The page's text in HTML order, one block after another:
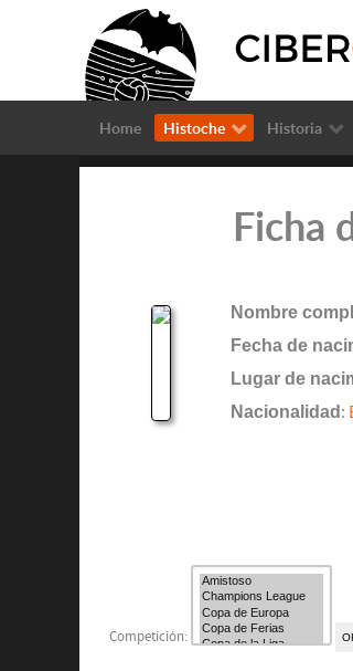
Home Histoche Historia
Ficha
Nombre
Fecha de
Lugar de
Nacionalidad :
Competición: